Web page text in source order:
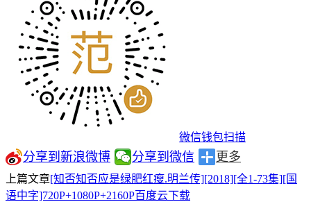
微信钱包扫描
分享到新浪微博 分享到微信 更多
上篇文章[知否知否应是绿肥红瘦.明兰传][2018][全1-73集][国
语中字]720P+1080P+2160P百度云下载